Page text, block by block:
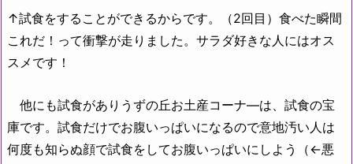
↑試食をすることができるからです。（2回目）食べた瞬間
これだ！って衝撃が走りました。サラダ好きな人にはオス
スメです！
他にも試食がありうずの丘お土産コーナ―は、試食の宝
庫です。試食だけでお腹いっぱいになるので意地汚い人は
何度も知らぬ顔で試食をしてお腹いっぱいにしよう（←悪